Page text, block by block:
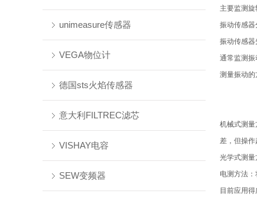
unimeasure传感器
VEGA物位计
德国sts火焰传感器
意大利FILTREC滤芯
VISHAY电容
SEW变频器
主要监测
振动传感器
振动传感器
通常监测振
测量振动的
机械式测
差，但操作
光学式测
电测方法
目前应用得